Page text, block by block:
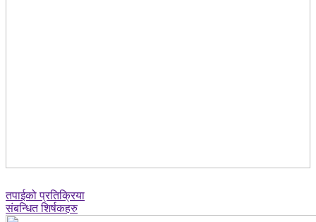
तपाईको प्रतिक्रिया
संबन्धित शिर्षकहरु